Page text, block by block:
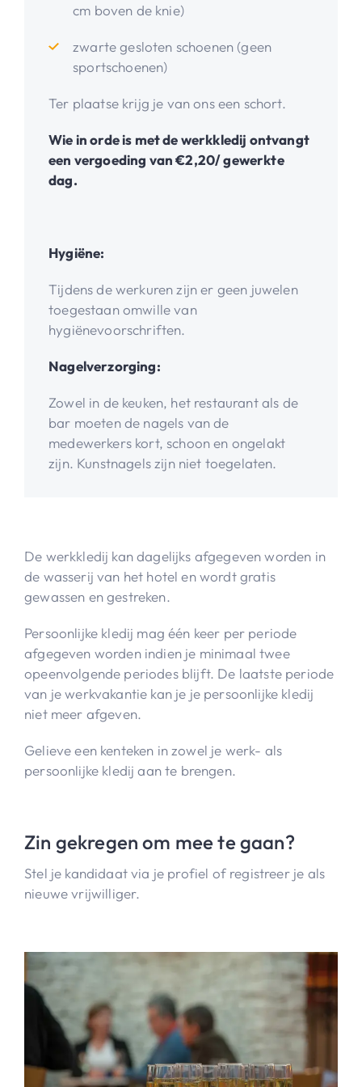
cm boven de knie)
zwarte gesloten schoenen (geen
sportschoenen)
Ter plaatse krijg je van ons een schort.
Wie in orde is met de werkkledij ontvangt
een vergoeding van €2,20/ gewerkte
dag.
Hygiëne:
Tijdens de werkuren zijn er geen juwelen
toegestaan omwille van
hygiënevoorschriften.
Nagelverzorging:
Zowel in de keuken, het restaurant als de
bar moeten de nagels van de
medewerkers kort, schoon en ongelakt
zijn. Kunstnagels zijn niet toegelaten.
De werkkledij kan dagelijks afgegeven worden in
de wasserij van het hotel en wordt gratis
gewassen en gestreken.
Persoonlijke kledij mag één keer per periode
afgegeven worden indien je minimaal twee
opeenvolgende periodes blijft. De laatste periode
van je werkvakantie kan je je persoonlijke kledij
niet meer afgeven.
Gelieve een kenteken in zowel je werk- als
persoonlijke kledij aan te brengen.
Zin gekregen om mee te gaan?
Stel je kandidaat via je profiel of registreer je als
nieuwe vrijwilliger.